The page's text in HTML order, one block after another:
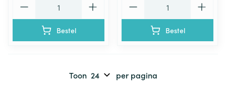
Bestel Bestel
Toon per pagina